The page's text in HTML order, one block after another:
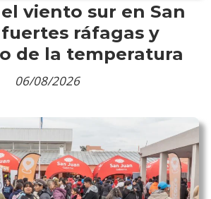
viento sur en San
ráfagas y
de la temperatura
06/08/2026